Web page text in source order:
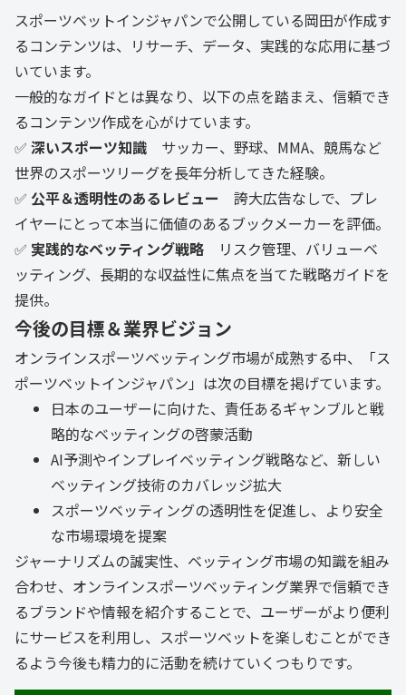
スポーツベットインジャパンで公開している岡田が作成す
るコンテンツは、リサーチ、データ、実践的な応用に基づ
いています。
一般的なガイドとは異なり、以下の点を踏まえ、信頼でき
るコンテンツ作成を心がけています。
✅ 深いスポーツ知識 サッカー、野球、MMA、競馬など
世界のスポーツリーグを長年分析してきた経験。
✅ 公平＆透明性のあるレビュー 誇大広告なしで、プレ
イヤーにとって本当に価値のあるブックメーカーを評価。
✅ 実践的なベッティング戦略 リスク管理、バリューベ
ッティング、長期的な収益性に焦点を当てた戦略ガイドを
提供。
今後の目標＆業界ビジョン
オンラインスポーツベッティング市場が成熟する中、「ス
ポーツベットインジャパン」は次の目標を掲げています。
日本のユーザーに向けた、責任あるギャンブルと戦
略的なベッティングの啓蒙活動
AI予測やインプレイベッティング戦略など、新しい
ベッティング技術のカバレッジ拡大
スポーツベッティングの透明性を促進し、より安全
な市場環境を提案
ジャーナリズムの誠実性、ベッティング市場の知識を組み
合わせ、オンラインスポーツベッティング業界で信頼でき
るブランドや情報を紹介することで、ユーザーがより便利
にサービスを利用し、スポーツベットを楽しむことができ
るよう今後も精力的に活動を続けていくつもりです。